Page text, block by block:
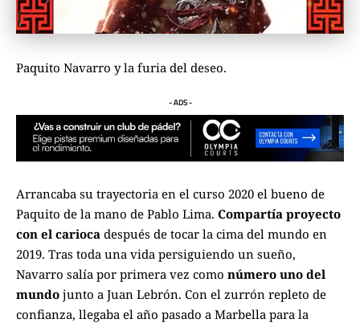
Paquito Navarro y la furia del deseo.
- ADS -
Arrancaba su trayectoria en el curso 2020 el bueno de
Paquito de la mano de Pablo Lima. Compartía proyecto
con el carioca después de tocar la cima del mundo en
2019. Tras toda una vida persiguiendo un sueño,
Navarro salía por primera vez como número uno del
mundo junto a Juan Lebrón. Con el zurrón repleto de
confianza, llegaba el año pasado a Marbella para la